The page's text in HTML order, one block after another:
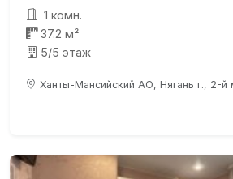
1 комн.
37.2 м²
5/5 этаж
Ханты-Мансийский АО, Нягань г., 2-й